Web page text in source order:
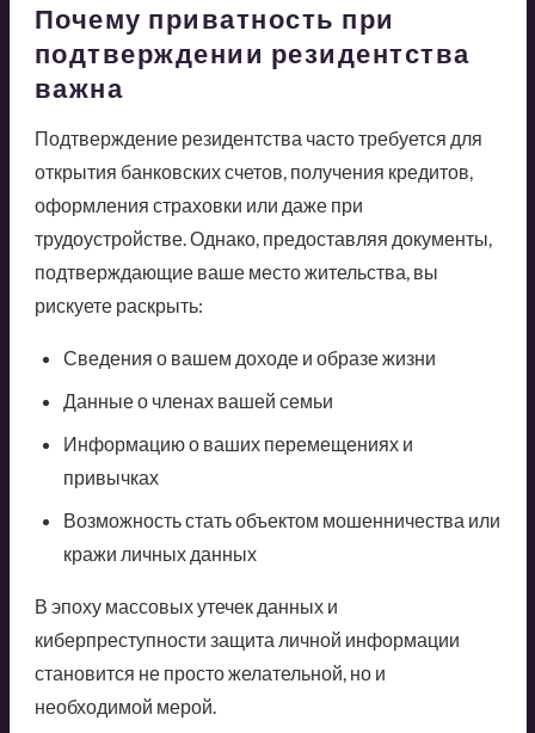
Почему приватность при
подтверждении резидентства
важна
Подтверждение резидентства часто требуется для
открытия банковских счетов, получения кредитов,
оформления страховки или даже при
трудоустройстве. Однако, предоставляя документы,
подтверждающие ваше место жительства, вы
рискуете раскрыть:
Сведения о вашем доходе и образе жизни
Данные о членах вашей семьи
Информацию о ваших перемещениях и
привычках
Возможность стать объектом мошенничества или
кражи личных данных
В эпоху массовых утечек данных и
киберпреступности защита личной информации
становится не просто желательной, но и
необходимой мерой.